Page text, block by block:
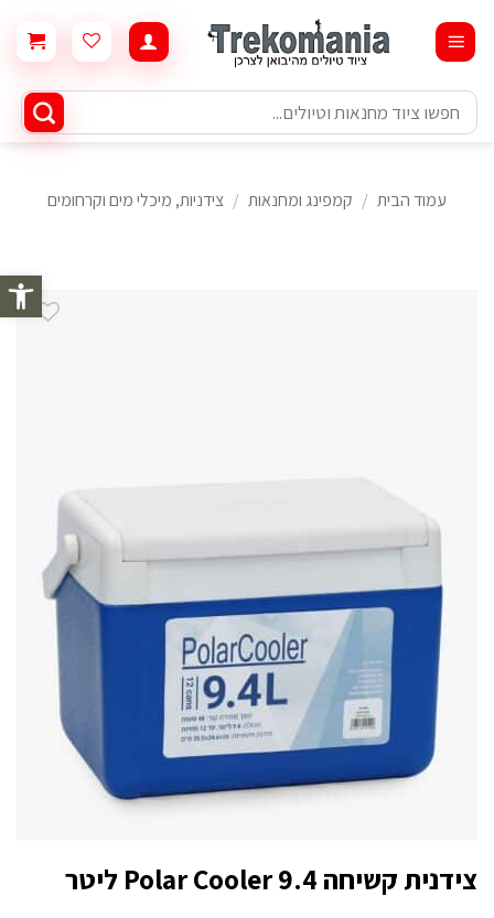
פתח
content
חיפוש
עבור:
עמוד הבית / קמפינג ומחנאות / צידניות, מיכלי מים וקרחומים
צידנית קשיחה Polar Cooler 9.4 ליטר